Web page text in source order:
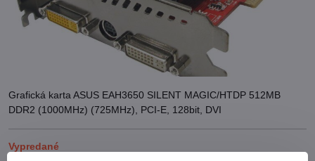
Grafická karta ASUS EAH3650 SILENT MAGIC/HTDP 512MB
DDR2 (1000MHz) (725MHz), PCI-E, 128bit, DVI
Vypredané